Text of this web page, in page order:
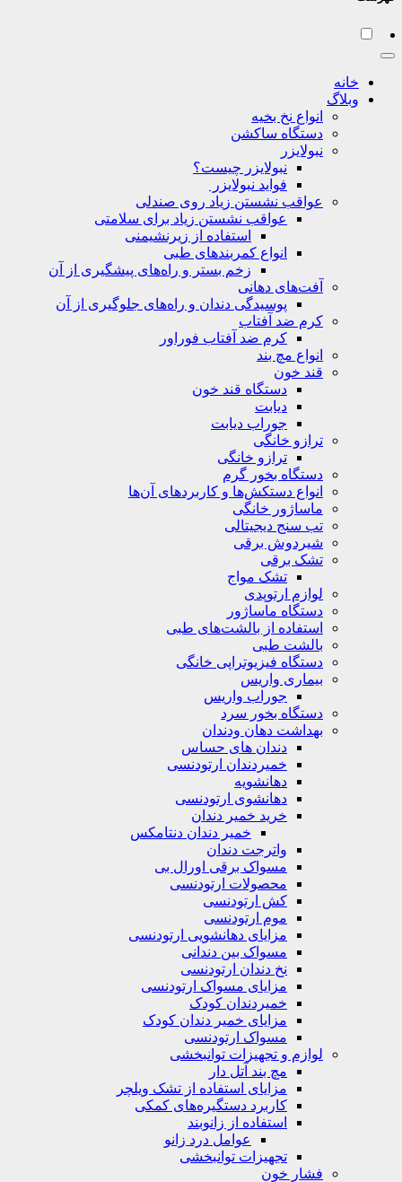
خانه
وبلاگ
انواع نخ بخیه
دستگاه ساکشن
نبولایزر
نبولایزر چیست؟
فواید نبولایزر
عواقب نشستن زیاد روی صندلی
عواقب نشستن زیاد برای سلامتی
استفاده از زیرنشیمنی
انواع کمربندهای طبی
زخم بستر و راه‌های پیشگیری از آن
آفت‌های دهانی
پوسیدگی دندان و راه‌های جلوگیری از آن
کرم ضد آفتاب
کرم ضد آفتاب فوراور
انواع مچ بند
قند خون
دستگاه قند خون
دیابت
جوراب دیابت
ترازو خانگی
ترازو خانگی
دستگاه بخور گرم
انواع دستکش‌ها و کاربردهای آن‌ها
ماساژور خانگی
تب سنج دیجیتالی
شیردوش برقی
تشک برقی
تشک مواج
لوازم ارتوپدی
دستگاه ماساژور
استفاده از بالشت‌های طبی
بالشت‌ طبی
دستگاه فیزیوتراپی خانگی
بیماری واریس
جوراب واریس
دستگاه‌ بخور سرد
بهداشت دهان ودندان
دندان های حساس
خمیردندان ارتودنسی
دهانشویه‌
دهانشوی ارتودنسی
خرید خمیر دندان
خمیر دندان دنتامکس
واترجت دندان
مسواک برقی اورال بی
محصولات ارتودنسی
کش ارتودنسی
موم ارتودنسی
مزایای دهانشویی ارتودنسی
مسواک بین دندانی
نخ دندان ارتودنسی
مزایای مسواک ارتودنسی
خمیردندان کودک
مزایای خمیر دندان کودک
مسواک ارتودنسی
لوازم و تجهیزات توانبخشی
مچ بند آتل دار
مزایای استفاده از تشک ویلچر
کاربرد دستگیره‌های کمکی
استفاده از زانوبند
عوامل درد زانو
تجهیزات توانبخشی
فشار خون